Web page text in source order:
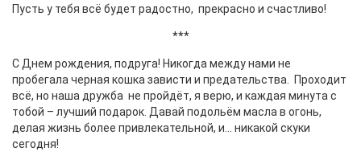
Пусть у тебя всё будет радостно, прекрасно и счастливо!
***
С Днем рождения, подруга! Никогда между нами не
пробегала черная кошка зависти и предательства. Проходит
всё, но наша дружба не пройдёт, я верю, и каждая минута с
тобой – лучший подарок. Давай подольём масла в огонь,
делая жизнь более привлекательной, и… никакой скуки
сегодня!